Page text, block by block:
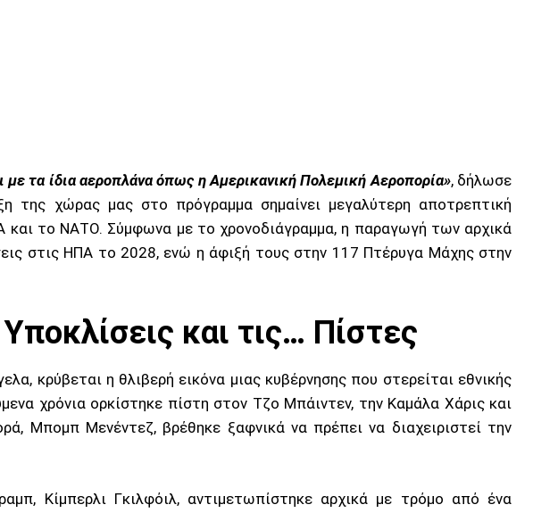
τα ίδια αεροπλάνα όπως η Αμερικανική Πολεμική Αεροπορία», δήλωσε
της χώρας μας στο πρόγραμμα σημαίνει μεγαλύτερη αποτρεπτική
και το ΝΑΤΟ. Σύμφωνα με το χρονοδιάγραμμα, η παραγωγή των αρχικά
στις ΗΠΑ το 2028, ενώ η άφιξή τους στην 117 Πτέρυγα Μάχης στην
και τις… Πίστες
κρύβεται η θλιβερή εικόνα μιας κυβέρνησης που στερείται εθνικής
χρόνια ορκίστηκε πίστη στον Τζο Μπάιντεν, την Καμάλα Χάρις και
Μπομπ Μενέντεζ, βρέθηκε ξαφνικά να πρέπει να διαχειριστεί την
Κίμπερλι Γκιλφόιλ, αντιμετωπίστηκε αρχικά με τρόμο από ένα